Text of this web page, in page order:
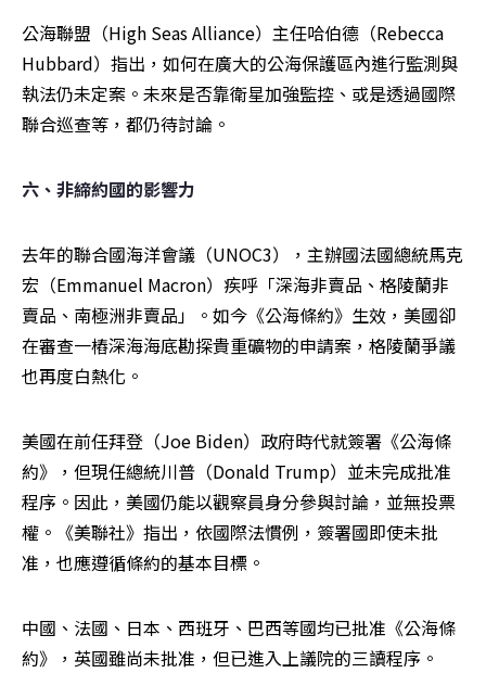
公海聯盟（High Seas Alliance）主任哈伯德（Rebecca
Hubbard）指出，如何在廣大的公海保護區內進行監測與
執法仍未定案。未來是否靠衛星加強監控、或是透過國際
聯合巡查等，都仍待討論。
六、非締約國的影響力
去年的聯合國海洋會議（UNOC3），主辦國法國總統馬克
宏（Emmanuel Macron）疾呼「深海非賣品、格陵蘭非
賣品、南極洲非賣品」。如今《公海條約》生效，美國卻
在審查一樁深海海底勘探貴重礦物的申請案，格陵蘭爭議
也再度白熱化。
美國在前任拜登（Joe Biden）政府時代就簽署《公海條
約》，但現任總統川普（Donald Trump）並未完成批准
程序。因此，美國仍能以觀察員身分參與討論，並無投票
權。《美聯社》指出，依國際法慣例，簽署國即使未批
准，也應遵循條約的基本目標。
中國、法國、日本、西班牙、巴西等國均已批准《公海條
約》，英國雖尚未批准，但已進入上議院的三讀程序。